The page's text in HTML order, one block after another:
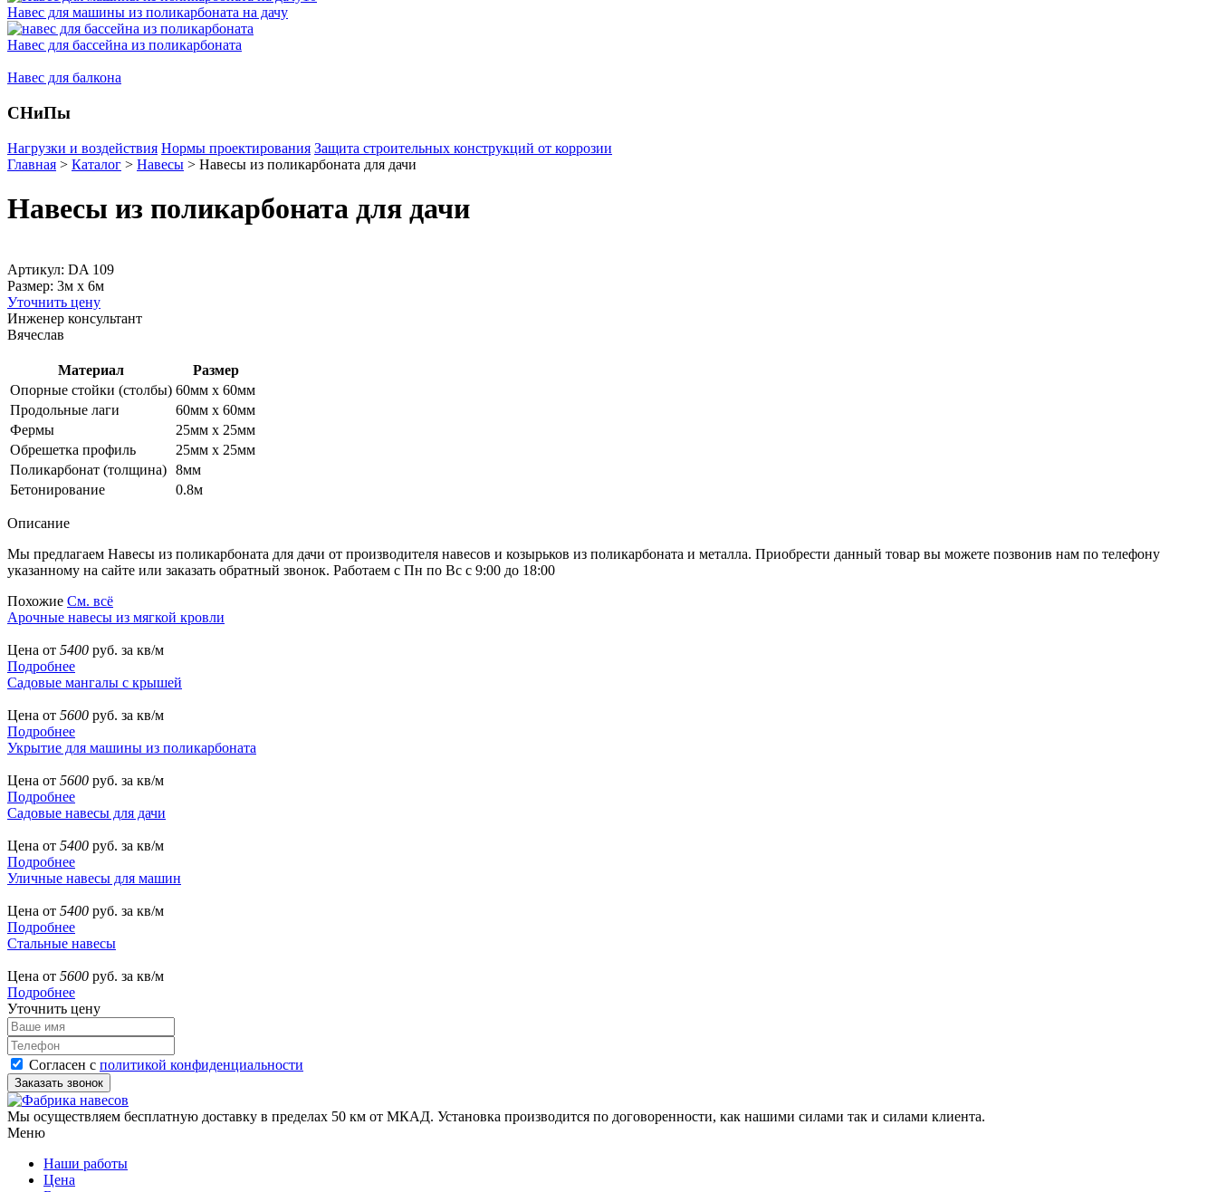
Навес для машины из поликарбоната на дачу
Навес для бассейна из поликарбоната
Навес для балкона
СНиПы
Нагрузки и воздействия Нормы проектирования Защита строительных конструкций от коррозии
Главная > Каталог > Навесы > Навесы из поликарбоната для дачи
Навесы из поликарбоната для дачи
Артикул: DA 109
Размер: 3м x 6м
Уточнить цену
Инженер консультант
Вячеслав
Материал
Размер
Опорные стойки (столбы) 60мм х 60мм
Продольные лаги
60мм х 60мм
Фермы
25мм х 25мм
Обрешетка профиль
25мм х 25мм
Поликарбонат (толщина) 8мм
Бетонирование
0.8м
Описание
Мы предлагаем Навесы из поликарбоната для дачи от производителя навесов и козырьков из поликарбоната и металла. Приобрести данный товар вы можете позвонив нам по телефону
указанному на сайте или заказать обратный звонок. Работаем с Пн по Вс с 9:00 до 18:00
Похожие См. всё
Арочные навесы из мягкой кровли
Цена от 5400 руб. за кв/м
Подробнее
Садовые мангалы с крышей
Цена от 5600 руб. за кв/м
Подробнее
Укрытие для машины из поликарбоната
Цена от 5600 руб. за кв/м
Подробнее
Садовые навесы для дачи
Цена от 5400 руб. за кв/м
Подробнее
Уличные навесы для машин
Цена от 5400 руб. за кв/м
Подробнее
Стальные навесы
Цена от 5600 руб. за кв/м
Подробнее
Уточнить цену
Согласен с политикой конфиденциальности
Мы осуществляем бесплатную доставку в пределах 50 км от МКАД. Установка производится по договоренности, как нашими силами так и силами клиента.
Меню
Наши работы
Цена